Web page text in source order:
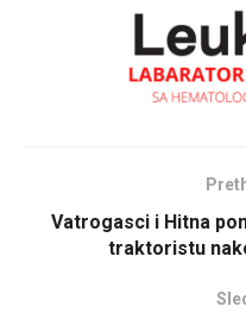
Vatrogasci i Hitna
traktoristu